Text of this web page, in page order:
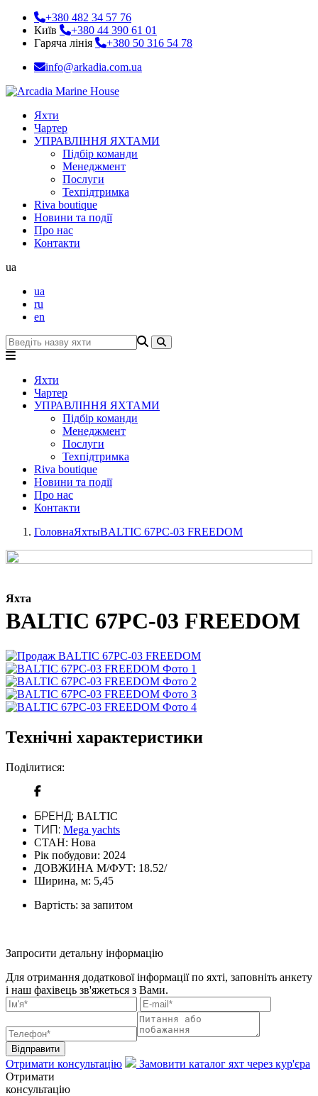
+380 482 34 57 76
Київ
+380 44 390 61 01
Гаряча лінія
+380 50 316 54 78
info@arkadia.com.ua
Яхти
Чартер
УПРАВЛІННЯ ЯХТАМИ
Підбір команди
Менеджмент
Послуги
Техпідтримка
Riva boutique
Новини та події
Про нас
Контакти
ua
ua
ru
en
Яхти
Чартер
УПРАВЛІННЯ ЯХТАМИ
Підбір команди
Менеджмент
Послуги
Техпідтримка
Riva boutique
Новини та події
Про нас
Контакти
ГоловнаЯхтыBALTIC 67PC-03 FREEDOM
Яхта
BALTIC 67PC-03 FREEDOM
Технічні характеристики
Поділитися:
БРЕНД: BALTIC
ТИП: Mega yachts
СТАН: Нова
Рік побудови: 2024
ДОВЖИНА М/ФУТ: 18.52/
Ширина, м: 5,45
Вартість: за запитом
Запросити детальну інформацію
Для отримання додаткової інформації по яхті, заповніть анкету
і наш фахівець зв'яжеться з Вами.
Відправити
Отримати консультацію
Замовити каталог яхт через кур'єра
Отримати
консультацію